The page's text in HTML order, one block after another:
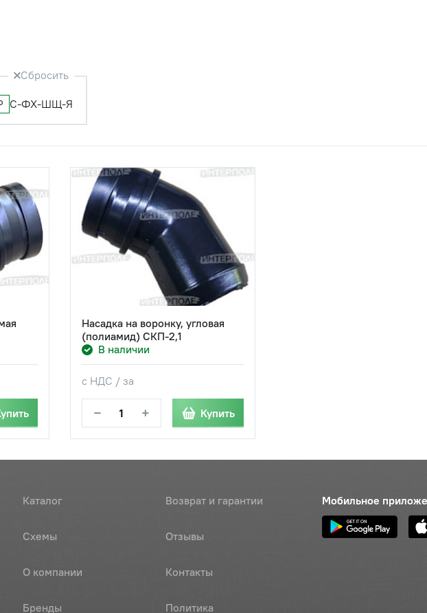
Сбросить
С-ФХ-ШЩ-Я
Насадка на воронку, угловая
(полиамид) СКП-2,1
В наличии
с НДС / за
− + Купить
Каталог
Схемы
О компании
Бренды
Возврат и гарантии
Отзывы
Контакты
Политика
Мобильное